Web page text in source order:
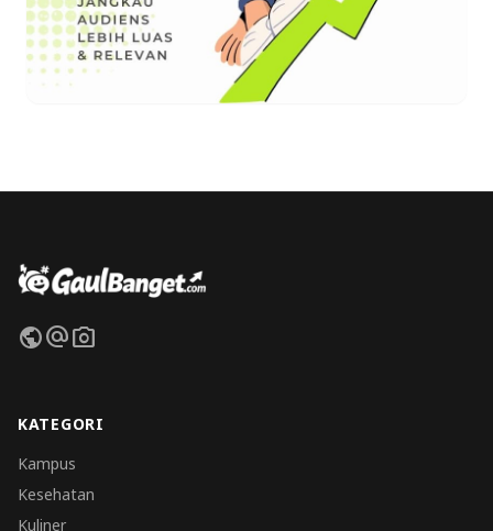
publicalternate_emailphoto_camera
KATEGORI
Kampus
Kesehatan
Kuliner